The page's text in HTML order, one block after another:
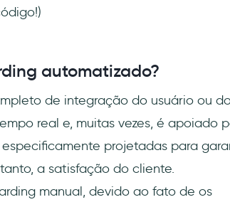
automatizado?
de integração do usuário ou
real e, muitas vezes, é apoiado
projetadas para
a satisfação do cliente.
manual, devido ao fato de os